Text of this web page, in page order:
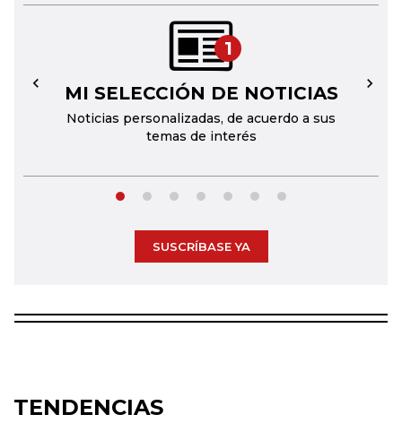
1
MI SELECCIÓN DE NOTICIAS
Noticias personalizadas, de acuerdo a sus
temas de interés
← →
SUSCRÍBASE YA
TENDENCIAS